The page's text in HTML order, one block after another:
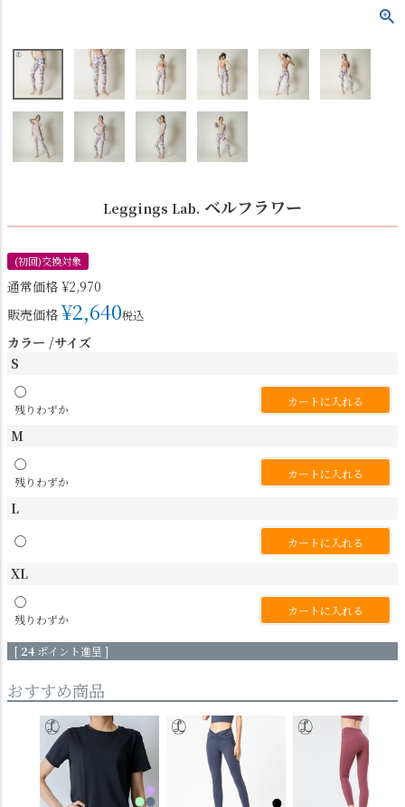
Leggings Lab. ベルフラワー
(初回)交換対象
通常価格 ¥2,970
販売価格 ¥2,640税込
カラー サイズ
S
〇
残りわずか
カートに入れる
M
〇
残りわずか
カートに入れる
L
〇
カートに入れる
XL
〇
残りわずか
カートに入れる
[ 24 ポイント進呈 ]
おすすめ商品